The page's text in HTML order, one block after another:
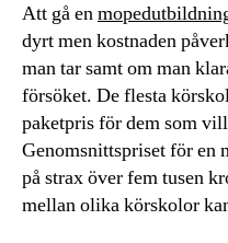
Att gå en
dyrt men kostnaden
man tar samt om man
försöket. De flesta
paketpris för dem som
Genomsnittspriset för en
på strax över fem tusen
mellan olika körskolor